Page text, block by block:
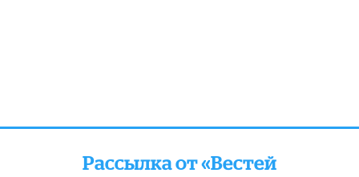
Рассылка от «Вестей